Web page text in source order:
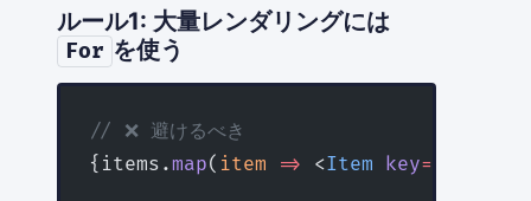
ルール1: 大量レンダリングには
For を使う
// ❌ 避けるべき
{items.map( item => <Item key=